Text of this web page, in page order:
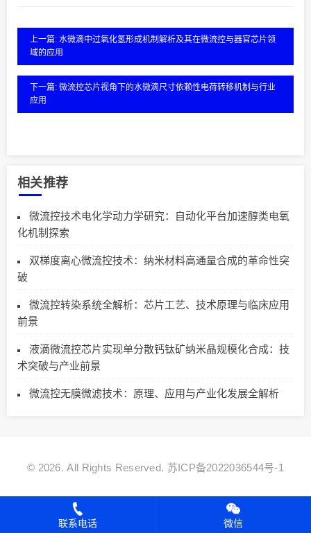
上一篇: 水微滴中过氧化氢形成机制解析及其在微流控与器官芯片领
域的应用
下一篇: 微流控芯片视角下的水微滴尺寸依赖性电荷转移机制与行业
应用
相关推荐
微流控技术电化学动力学研究：自动化平台加速醇类电氧
化机制探索
双梯度离心微流控技术：纳米材料高通量合成的革命性突
破
微流控转染系统全解析：芯片工艺、技术原理与临床应用
前景
液滴微流控芯片实现单分散钙钛矿纳米晶规模化合成：技
术突破与产业前景
微流控无膜微滤技术：原理、应用与产业化发展全解析
© 2026. All Rights Reserved. 苏ICP备2022036544号-1
联系电话 微信